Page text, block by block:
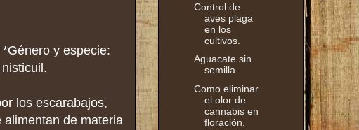
y especie:
los escarabajos,
de materia
Control de
aves plaga
en los
cultivos.
Aguacate sin
semilla.
Como eliminar
el olor de
cannabis en
floración.